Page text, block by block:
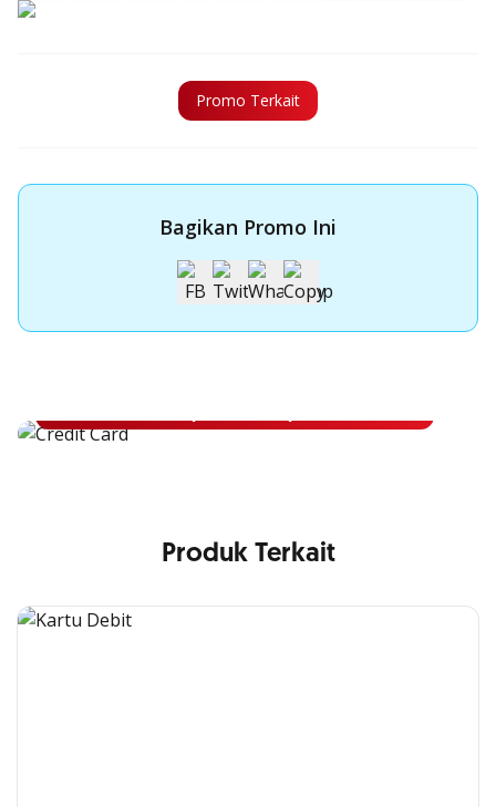
Promo Terkait
Bagikan Promo Ini
Apply Kartu Kredit OCBC NISP
Produk Terkait